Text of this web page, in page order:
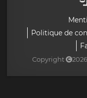
Politique de
Copyright